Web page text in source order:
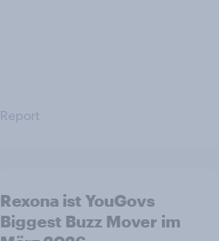
Report
Rexona ist YouGovs
Biggest Buzz Mover im